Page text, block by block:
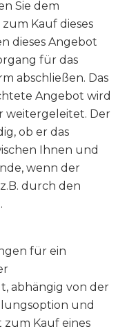
Sie dem
Kauf dieses
dieses Angebot
für das
abschließen. Das
Angebot wird
weitergeleitet. Der
ob er das
Ihnen und
wenn der
durch den
für ein
abhängig von der
und
zum Kauf eines